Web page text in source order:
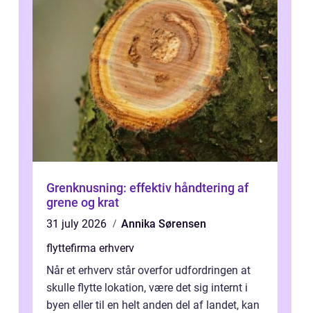
Grenknusning: effektiv håndtering af
grene og krat
31 july 2026
Annika Sørensen
flyttefirma erhverv
Når et erhverv står overfor udfordringen at
skulle flytte lokation, være det sig internt i
byen eller til en helt anden del af landet, kan